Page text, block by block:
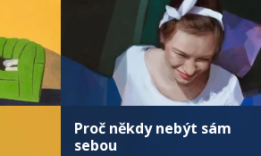
Proč někdy nebýt sám
sebou